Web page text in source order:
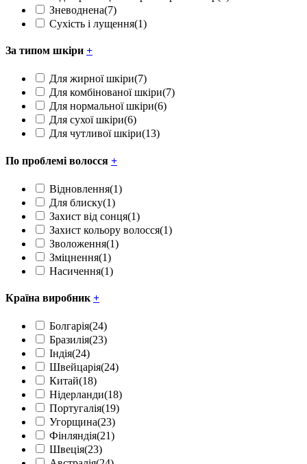
Зневоднена(7)
Сухість і лущення(1)
За типом шкіри +
Для жирної шкіри(7)
Для комбінованої шкіри(7)
Для нормальної шкіри(6)
Для сухої шкіри(6)
Для чутливої шкіри(13)
По проблемі волосся +
Відновлення(1)
Для блиску(1)
Захист від сонця(1)
Захист кольору волосся(1)
Зволоження(1)
Зміцнення(1)
Насичення(1)
Країна виробник +
Болгарія(24)
Бразилія(23)
Індія(24)
Швейцарія(24)
Китай(18)
Нідерланди(18)
Португалія(19)
Угорщина(23)
Фінляндія(21)
Швеція(23)